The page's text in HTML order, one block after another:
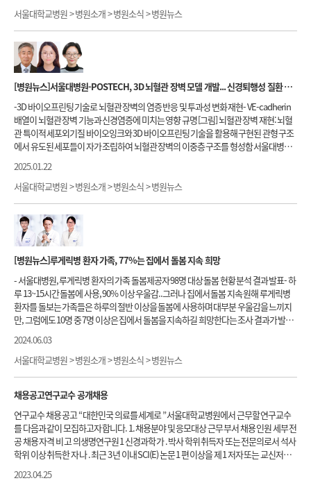
Engineering and Regenerative Medicine(TERM)을 공식 학술지로 발간하고 있다. 이
상이다. 박 교수가 제1저자로, 구승엽 교수(교신저자)와 인구의학연구소 김윤영 박사(공
저자)가 함께한 Advancements in Human Embryonic Stem Cell Research: Clinical
Applications and Ethical Issues 논문은 인간 배아줄기세포(hESCs)가 다양한 난치성
트병 환자에게 hESC 유래 망막 색소 상피(RPE) 세포를 이식한 임상시험에서 안전성이
확인된 사례를 소개하며 임상 적용의 현실성을 강조했다. 또한 척수 손상, 파킨슨병, 루
게릭병(ALS), 제1형 당뇨병 등 최신 연구를 종합해 hESC 기반 치료의 확장 가능성을 보
여줬다. 아울러 논문은 배아 활용에 따른 윤리적 쟁점과 국가별 규제 차이도 다뤘다. 유
도만능줄기세포(iPSCs)가 대안으로 연구되고 있지만, hESC가 안전성과 기능 표준의 측
상은 인간 배아줄기세포 연구가 난치성 질환 치료와 재생의학 발전에 기여할 수 있는 잠
재력뿐만 아니라, 배아 활용에 따른 윤리적 딜레마와 국가별 규제 차이를 균형 있게 조명
다.
서울대학교병원 > 병원소개 > 병원소식 > 병원뉴스
[병원뉴스]서울대병원-POSTECH, 3D 뇌혈관 장벽 모델 개발... 신경퇴행성 질환 연구 진전 이끌어
-3D 바이오프린팅 기술로 뇌혈관 장벽의 염증 반응 및 투과성 변화 재현- VE-cadherin
배열이 뇌혈관 장벽 기능과 신경염증에 미치는 영향 규명 [그림] 뇌혈관 장벽 재현: 뇌혈
관 특이적 세포외기질 바이오잉크와 3D 바이오프린팅 기술을 활용해 구현된 관형 구조
에서 유도된 세포들이 자가 조립하여 뇌혈관 장벽의 이중층 구조를 형성함 서울대병원
모사한 3D 모델을 개발했다고 발표했다. 이 모델은 3D 바이오프린팅 기술을 활용해 기
존의 2D 모델보다 더 정밀하게 뇌혈관 장벽을 재현하며, 신경퇴행성 질환의 연구와 새로
치한 중요한 보호막 역할을 한다. 이 장벽은 뇌를 유해 물질로부터 보호하고, 필요한 영
양분과 산소를 공급하는 역할을 한다. 그러나 알츠하이머, 파킨슨병, 근위축성 측삭경화
증(ALS)과 같은 신경퇴행성 질환에서는 뇌혈관 장벽이 손상되거나 염증이 발생해 질병
모델이 필요했다. 서울대병원 백선하 교수와 POSTECH 장진아 교수(한호현 박사과정)
연구팀은 CBVdECM(Cerebrovascular-Specific Extracellular Matrix)이라는 탈세포
화 세포외기질을 활용해 뇌혈관 장벽을 정밀하게 재현할 수 있는 3D 바이오잉크를 개발
했다. 이 바이오잉크는 돼지의 뇌와 혈관에서 유래한 세포외기질로, 뇌혈관 장벽의 특성
을 잘 재현할 수 있다. 연구팀은 이 바이오잉크를 사용해 3D 프린터로 사람의 뇌혈관 장
실제 인간 뇌혈관 장벽을 매우 유사하게 구현할 수 있었다. 이 과정에서 뇌 미세혈관 내피
세포와 뇌 혈관 주위세포가 중요한 역할을 하며, 내피세포는 혈관 내벽을 형성하고, 주위
응이 뇌혈관 장벽에 영향을 미쳐 신경퇴행성 질환을 악화시키는 중요한 과정을 재현할
수 있었다. 염증 물질이 BBB의 투과성을 증가시키고, 유해 물질이 뇌로 침투하거나 염
증 반응이 악화되는 과정을 확인함으로써, 뇌혈관 장벽이 신경염증과 질병 진행에 중요
한 역할을 한다는 점을 증명했다. 또한, 기존의 2D 모델에서는 관찰되지 않았던 밀착연
결 단백질( VE-cadherin)의 배열과 조직화 과정을 3D 모델을 통해 명확히 재현할 수 있
었다. VE-cadherin은 세포 간 연결을 돕고 뇌혈관 장벽의 내구성과 기능을 유지하는 중
요한 단백질이다. 연구팀은 이 모델을 통해 VE-cadherin이 뇌혈관 장벽의 투과성을 어
2025.01.22
서울대학교병원 > 병원소개 > 병원소식 > 병원뉴스
[병원뉴스]루게릭병 환자 가족, 77%는 집에서 돌봄 지속 희망
- 서울대병원, 루게릭병 환자의 가족 돌봄제공자 98명 대상 돌봄 현황 분석 결과 발표- 하
루 13~15시간 돌봄에 사용, 90% 이상 우울감..그러나 집에서 돌봄 지속 원해 루게릭병
환자를 돌보는 가족들은 하루의 절반 이상을 돌봄에 사용하며 대부분 우울감을 느끼지
만, 그럼에도 10명 중 7명 이상은 집에서 돌봄을 지속하길 희망한다는 조사 결과가 발표
것으로 보인다. 서울대학교병원 공공진료센터 이선영조비룡 교수, 소아청소년과 김민
선 교수 공동 연구팀이 집에서 생활하는 루게릭병 환자를 돌보는 가족 돌봄제공자를 대
동신경이 서서히 감소하는 치명적인 신경퇴행성질환이다. 질병이 진행될수록 거동이
불편해지고 인공호흡기 등 여러 의료기기에 의존하게 되어 돌봄제공자의 돌봄이 필수
적이다. 그러나 집에서 생활하는 국내 루게릭병 환자와 그 가족의 돌봄 현황에 대해선 알
려진 바가 적었다. 연구팀은 진단된 지 1년 이상 경과한 루게릭병 환자의 가족 돌봄제공
자 98명을 대상으로 ▲돌봄 시간 ▲우울증 및 정서적 어려움 ▲돌봄 준비수준 ▲돌봄 역
와의 관계는 절반 이상이 배우자(60.2%), 나머지 대다수는 자녀(34.7%)였다. 조사 결과,
2024.06.03
서울대학교병원 > 병원소개 > 병원소식 > 병원뉴스
채용공고연구교수 공개채용
연구교수 채용 공고 “ 대한민국 의료를 세계로 ” 서울대학교병원에서 근무할 연구교수
를 다음과 같이 모집하고자 합니다. 1. 채용분야 및 응모대상 근무 부서 채용 인원 세부 전
공 채용 자격 비 고 의생명연구원 1 신경과학 가 . 박사 학위 취득자 또는 전문의로서 석사
학위 이상 취득한 자 나 . 최근 3 년 이내 SCI(E) 논문 1 편 이상을 제 1 저자 또는 교신저자
2023.04.25